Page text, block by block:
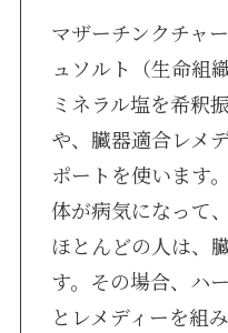
マザーチンクチャ
ュソルト（生命組
ミネラル塩を希釈
や、臓器適合レメ
ポートを使います。
体が病気になって
ほとんどの人は、
す。その場合、ハ
とレメディーを組